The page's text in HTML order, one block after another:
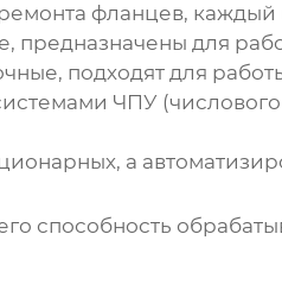
фланцев,
предназначены для
подходят для
ЧПУ
а
способность